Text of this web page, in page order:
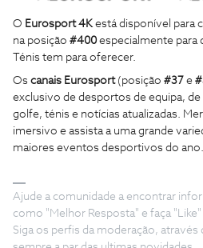
O Eurosport 4Kestá disponível para
na posição #400 especialmente para
Ténis tem para oferecer.
Os canais Eurosport(posição #37 e
exclusivo de desportos de equipa,
golfe, ténis e notícias atualizadas.
imersivo e assista a uma grande
maiores eventos desportivos do ano.
Ajude a comunidade a encontrar
como "Melhor Resposta" e faça
Siga os perfis da moderação, através